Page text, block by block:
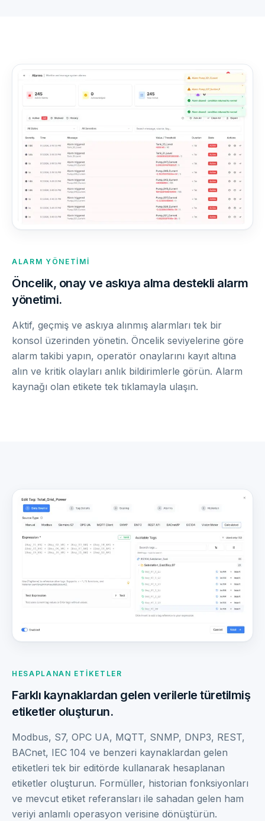
ALARM YÖNETIMI
Öncelik, onay ve askıya alma destekli alarm
yönetimi.
Aktif, geçmiş ve askıya alınmış alarmları tek bir
konsol üzerinden yönetin. Öncelik seviyelerine göre
alarm takibi yapın, operatör onaylarını kayıt altına
alın ve kritik olayları anlık bildirimlerle görün. Alarm
kaynağı olan etikete tek tıklamayla ulaşın.
HESAPLANAN ETIKETLER
Farklı kaynaklardan gelen verilerle türetilmiş
etiketler oluşturun.
Modbus, S7, OPC UA, MQTT, SNMP, DNP3, REST,
BACnet, IEC 104 ve benzeri kaynaklardan gelen
etiketleri tek bir editörde kullanarak hesaplanan
etiketler oluşturun. Formüller, historian fonksiyonları
ve mevcut etiket referansları ile sahadan gelen ham
veriyi anlamlı operasyon verisine dönüştürün.